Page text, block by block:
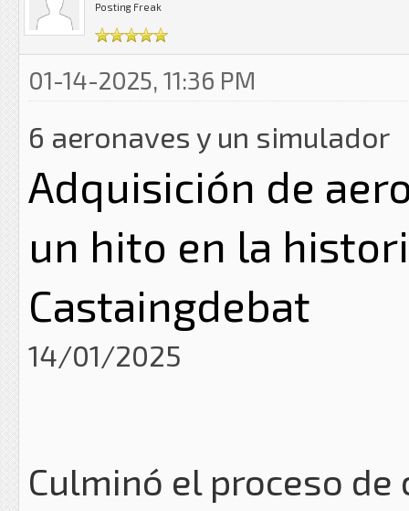
Posting Freak
01-14-2025, 11:36 PM
6 aeronaves y un simulador
Adquisición de
un hito en la
Castaingdebat
14/01/2025
Culminó el proceso